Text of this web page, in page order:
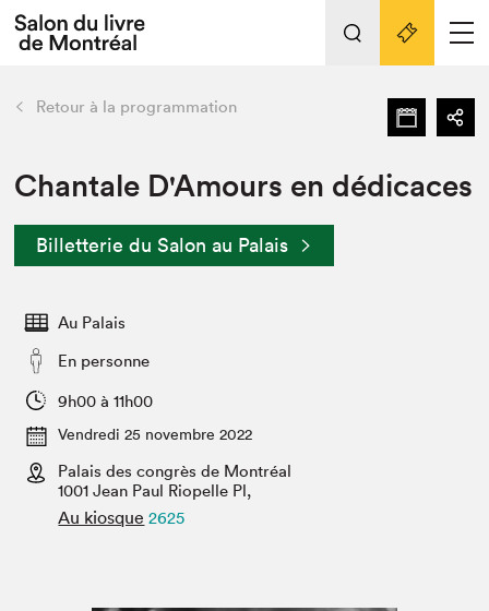
Espace exposant⋅e⋅s
Espace enseignant·e·s
Espace médias
L'événement
Préparer sa visite au Salon
Actualités
SLM PRO
retour Nos activités
Préparer sa visite
Salon dans la ville et en ligne
Projets partenaires
Liens pratiques
Retour à la programmation
Chantale D'Amours en dédicaces
Billetterie du Salon au Palais
Au Palais
En personne
9h00 à 11h00
Vendredi 25 novembre 2022
Palais des congrès de Montréal
1001 Jean Paul Riopelle Pl,
Au kiosque 2625